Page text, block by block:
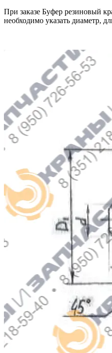
При заказе Буфер резиновый
необходимо указать диаметр,